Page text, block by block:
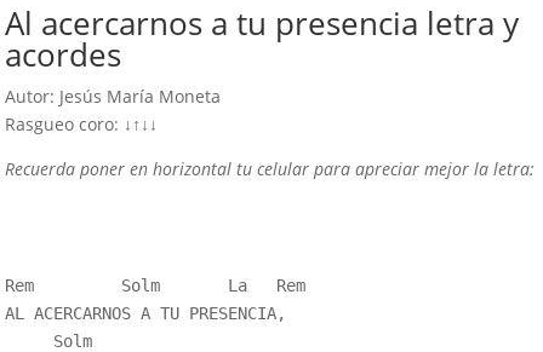
Al acercarnos a tu presencia letra y
acordes
Autor: Jesús María Moneta
Rasgueo coro: ↓↑↓↓
Recuerda poner en horizontal tu celular para apreciar mejor la letra:
Rem         Solm       La   Rem
AL ACERCARNOS A TU PRESENCIA,
     Solm